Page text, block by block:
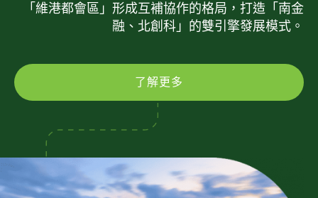
「維港都會區」形成互補協作的格局，打造「南金
融、北創科」的雙引擎發展模式。
了解更多